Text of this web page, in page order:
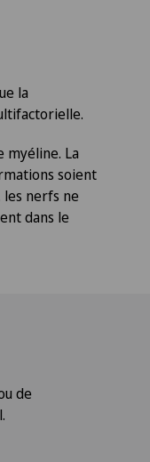
la
myéline. La
soient
les nerfs ne
dans le
de